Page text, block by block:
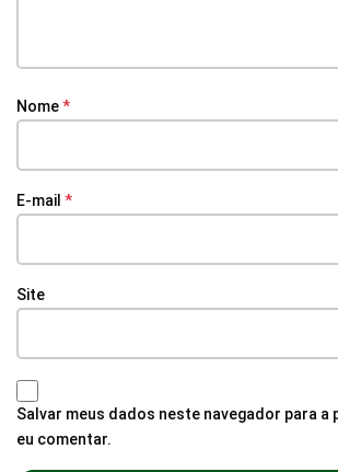
Nome*
E-mail *
Site
Salvar meus dados neste navegador para a
eu comentar.